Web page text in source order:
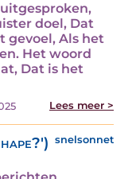
doel, Dat
gevoel, Als het
Het woord
Dat is het
Lees meer >
snelsonnet